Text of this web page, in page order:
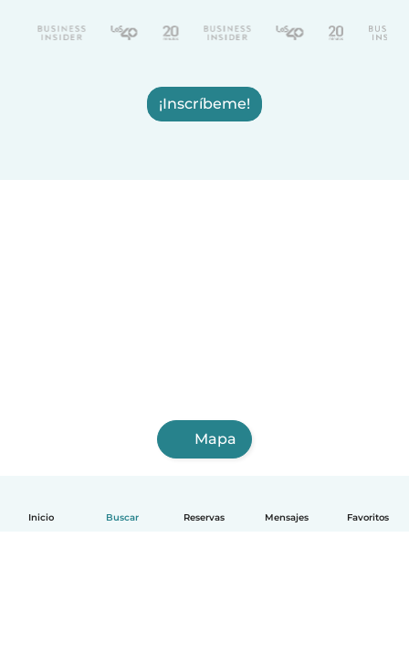
Inicio Buscar Reservas Mensajes Favoritos
¡Inscríbeme!
Mapa